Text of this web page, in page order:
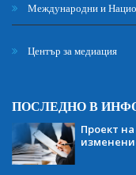
Международни и
Център за медиация
ПОСЛЕДНО В
Проект